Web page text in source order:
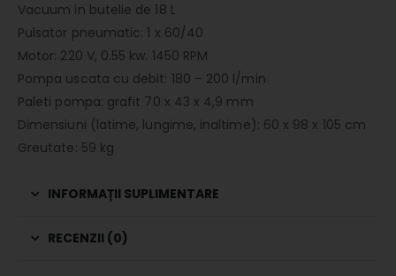
Vacuum in butelie de 18 L
Pulsator pneumatic: 1 x 60/40
Motor: 220 V, 0.55 kw. 1450 RPM
Pompa uscata cu debit: 180 – 200 l/min
Paleti pompa: grafit 70 x 43 x 4,9 mm
Dimensiuni (latime, lungime, inaltime): 60 x 98 x 105 cm
Greutate: 59 kg
INFORMAȚII SUPLIMENTARE
RECENZII (0)